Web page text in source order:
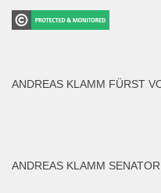
ANDREAS KLAMM FÜRST
ANDREAS KLAMM